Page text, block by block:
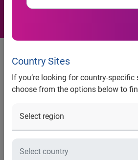
Country Sites
If you’re looking for country-specific
choose from the options below to
Apertado,
preferido utilizar
crédito em suas
com cheques continua
Cheques Sem Fundos. Considerando